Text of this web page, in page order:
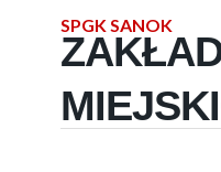
SPGK SANOK